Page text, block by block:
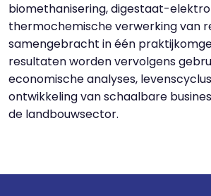
biomethanisering, digestaat-
thermochemische verwerking van
samengebracht in één
resultaten worden vervolgens
economische analyses,
ontwikkeling van schaalbare
de landbouwsector.